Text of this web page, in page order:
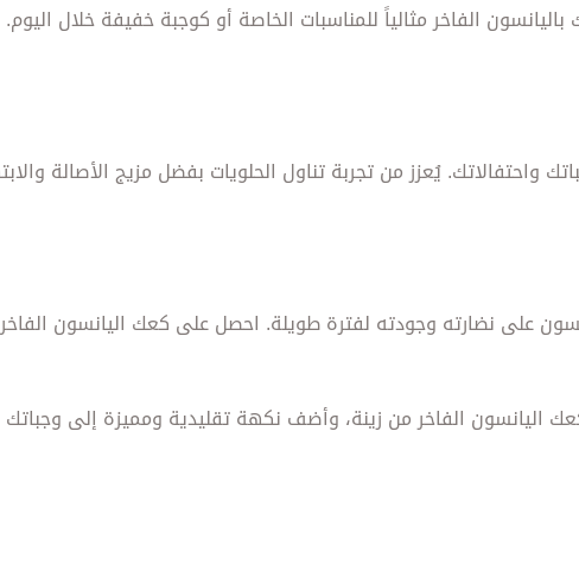
الفاخر مثالياً للمناسبات الخاصة أو كوجبة خفيفة خلال
واحتفالاتك. يُعزز من تجربة تناول الحلويات بفضل مزيج الأصالة
على نضارته وجودته لفترة طويلة. احصل على كعك اليانسون الفاخر
الفاخر من زينة، وأضف نكهة تقليدية ومميزة إلى وجباتك